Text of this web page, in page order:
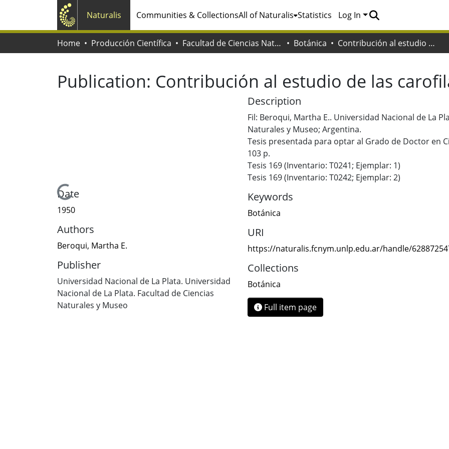
Naturalis Communities & CollectionsAll of Naturalis Statistics Log In
Home Producción Científica Facultad de Ciencias Naturales y Museo Botánica Contribución al estudio de las carofiláceas argentinas
Publication: Contribución al estudio de las
Loading...
Date
1950
Authors
Beroqui, Martha E.
Publisher
Universidad Nacional de La Plata. Universidad
Nacional de La Plata. Facultad de Ciencias
Naturales y Museo
Description
Fil: Beroqui, Martha E.. Universidad Nacional de La
Naturales y Museo; Argentina.
Tesis presentada para optar al Grado de Doctor en
103 p.
Tesis 169 (Inventario: T0241; Ejemplar: 1)
Tesis 169 (Inventario: T0242; Ejemplar: 2)
Keywords
Botánica
URI
https://naturalis.fcnym.unlp.edu.ar/handle/
Collections
Botánica
Full item page